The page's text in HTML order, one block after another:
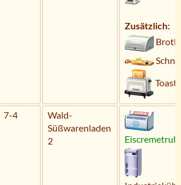
Zusätzlich:
7-4
Wald-
Süßwarenladen
2